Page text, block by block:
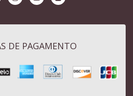
DE PAGAMENTO